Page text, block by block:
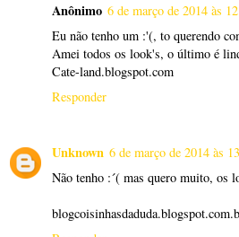
Anônimo 6 de março de 2014 às
Eu não tenho um :'(, to querendo
Amei todos os look's, o último é
Cate-land.blogspot.com
Responder
Unknown 6 de março de 2014 às
Não tenho :´( mas quero muito, os